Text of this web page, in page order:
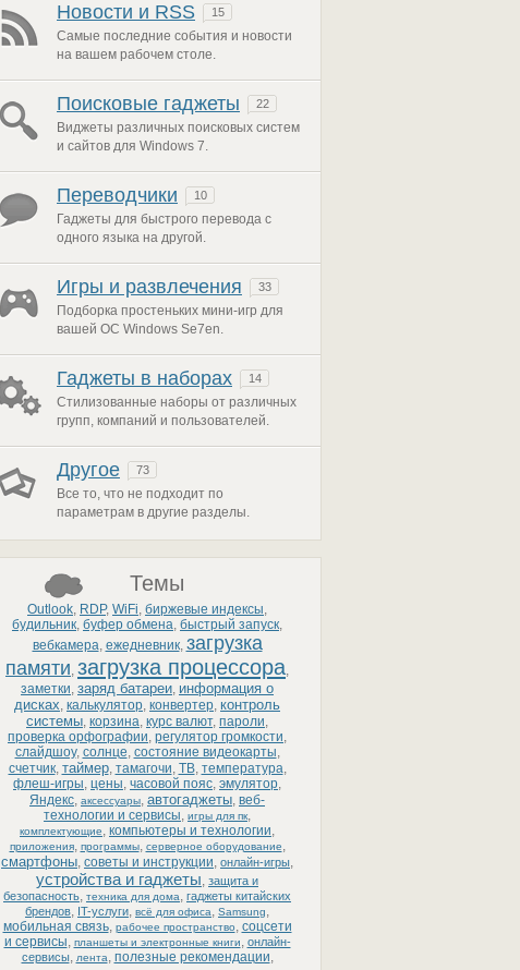
Новости и RSS 15
Самые последние события и новости
на вашем рабочем столе.
Поисковые гаджеты 22
Виджеты различных поисковых систем
и сайтов для Windows 7.
Переводчики 10
Гаджеты для быстрого перевода с
одного языка на другой.
Игры и развлечения 33
Подборка простеньких мини-игр для
вашей ОС Windows Se7en.
Гаджеты в наборах 14
Стилизованные наборы от различных
групп, компаний и пользователей.
Другое 73
Все то, что не подходит по
параметрам в другие разделы.
Темы
Outlook, RDP, WiFi, биржевые индексы,
будильник, буфер обмена, быстрый запуск,
вебкамера, ежедневник, загрузка
памяти, загрузка процессора,
заметки, заряд батареи, информация о
дисках, калькулятор, конвертер, контроль
системы, корзина, курс валют, пароли,
проверка орфографии, регулятор громкости,
слайдшоу, солнце, состояние видеокарты,
счетчик, таймер, тамагочи, ТВ, температура,
флеш-игры, цены, часовой пояс, эмулятор,
Яндекс, аксессуары, автогаджеты, веб-
технологии и сервисы, игры для пк,
комплектующие, компьютеры и технологии,
приложения, программы, серверное оборудование,
смартфоны, советы и инструкции, онлайн-игры,
устройства и гаджеты, защита и
безопасность, техника для дома, гаджеты китайских
брендов, IT-услуги, всё для офиса, Samsung,
мобильная связь, рабочее пространство, соцсети
и сервисы, планшеты и электронные книги, онлайн-
сервисы, лента, полезные рекомендации,